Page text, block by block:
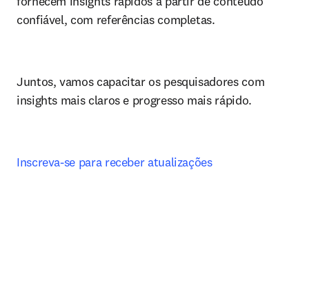
confiável, com referências completas.
Juntos, vamos capacitar os pesquisadores com
insights mais claros e progresso mais rápido.
Inscreva-se para receber atualizações